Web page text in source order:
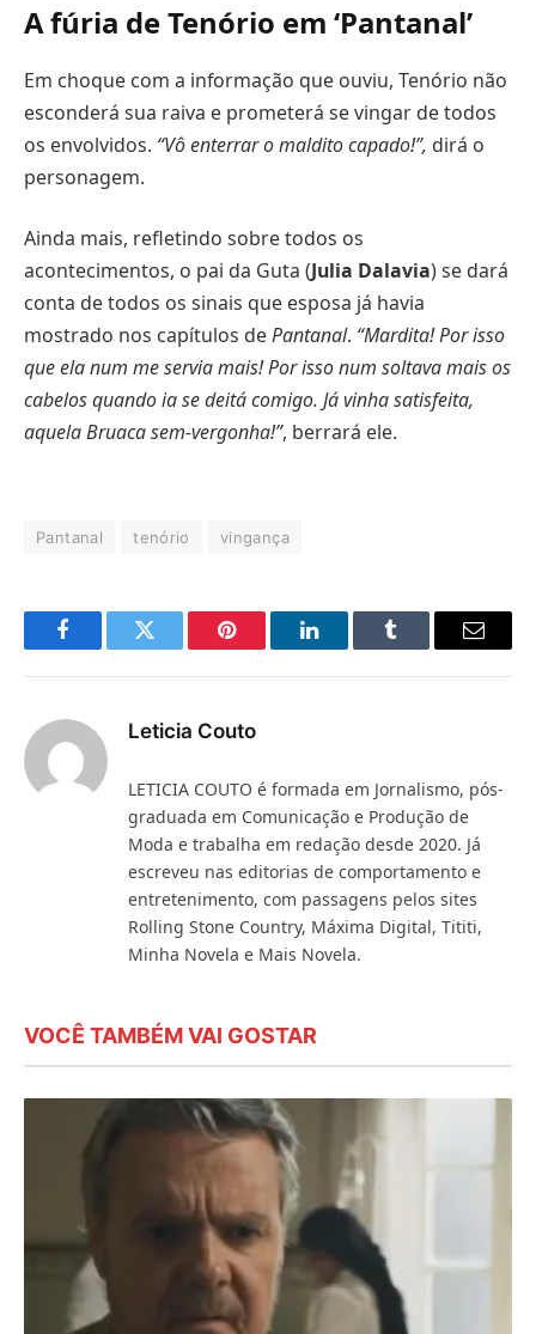
A fúria de Tenório em ‘Pantanal’
Em choque com a informação que ouviu, Tenório não
esconderá sua raiva e prometerá se vingar de todos
os envolvidos. “Vô enterrar o maldito capado!”, dirá o
personagem.
Ainda mais, refletindo sobre todos os
acontecimentos, o pai da Guta (Julia Dalavia) se dará
conta de todos os sinais que esposa já havia
mostrado nos capítulos dePantanal. “Mardita! Por isso
que ela num me servia mais! Por isso num soltava mais os
cabelos quando ia se deitá comigo. Já vinha satisfeita,
aquela Bruaca sem-vergonha!”, berrará ele.
Pantanal tenório vingança
FacebookTwitter Pinterest LinkedInTumblr
E-
Leticia Couto
LETICIA COUTO é formada em Jornalismo, pós-
graduada em Comunicação e Produção de
Moda e trabalha em redação desde 2020. Já
escreveu nas editorias de comportamento e
entretenimento, com passagens pelos sites
Rolling Stone Country, Máxima Digital, Tititi,
Minha Novela e Mais Novela.
VOCÊ TAMBÉM VAI GOSTAR